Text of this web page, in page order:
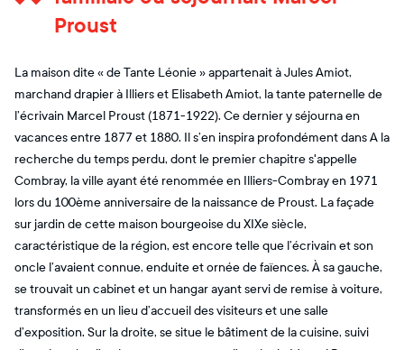
Proust
La maison dite « de Tante Léonie » appartenait à Jules Amiot,
marchand drapier à Illiers et Elisabeth Amiot, la tante paternelle de
l’écrivain Marcel Proust (1871-1922). Ce dernier y séjourna en
vacances entre 1877 et 1880. Il s’en inspira profondément dans A la
recherche du temps perdu, dont le premier chapitre s'appelle
Combray, la ville ayant été renommée en Illiers-Combray en 1971
lors du 100ème anniversaire de la naissance de Proust. La façade
sur jardin de cette maison bourgeoise du XIXe siècle,
caractéristique de la région, est encore telle que l’écrivain et son
oncle l’avaient connue, enduite et ornée de faïences. À sa gauche,
se trouvait un cabinet et un hangar ayant servi de remise à voiture,
transformés en un lieu d’accueil des visiteurs et une salle
d’exposition. Sur la droite, se situe le bâtiment de la cuisine, suivi